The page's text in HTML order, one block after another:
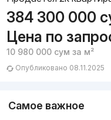
384 300 000
Цена по
10 980 000 сум за м²
Опубликовано 08.11.2025
Самое важное